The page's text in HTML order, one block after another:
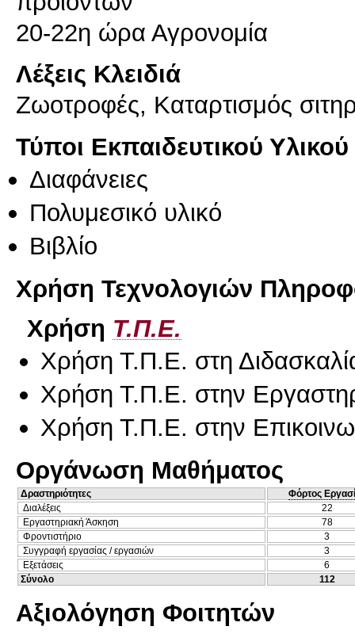
20-22η ώρα Αγρονομία
Λέξεις Κλειδιά
Ζωοτροφές, Καταρτισμός
Τύποι Εκπαιδευτικού Υλικού
Διαφάνειες
Πολυμεσικό υλικό
Βιβλίο
Χρήση Τεχνολογιών
Χρήση Τ.Π.Ε.
Χρήση Τ.Π.Ε. στη
Χρήση Τ.Π.Ε. στην
Χρήση Τ.Π.Ε. στην
Οργάνωση Μαθήματος
Δραστηριότητες
Φόρτος
Διαλέξεις
22
Εργαστηριακή Άσκηση
78
Φροντιστήριο
3
Συγγραφή εργασίας / εργασιών
3
Εξετάσεις
6
Σύνολο
112
Αξιολόγηση Φοιτητών